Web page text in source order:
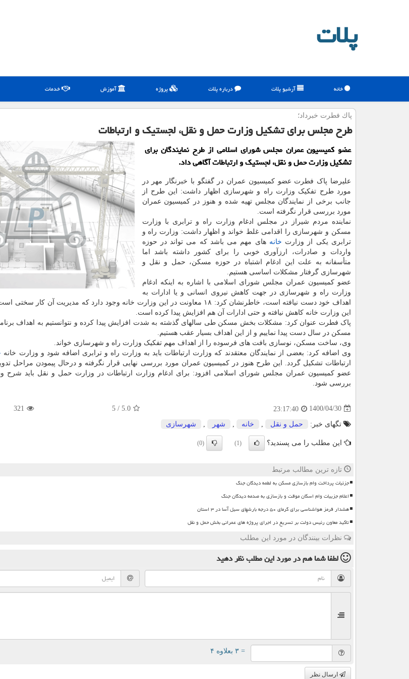
پلات
خانه آرشیو پلات درباره پلات پروژه آموزش خدمات
پاك فطرت خبرداد؛
طرح مجلس برای تشكیل وزارت حمل و نقل، لجستیك و ارتباطات
عضو کمیسیون عمران مجلس شورای اسلامی از طرح نمایندگان برای
تشکیل وزارت حمل و نقل، لجستیک و ارتباطات آگاهی داد.
علیرضا پاک فطرت عضو کمیسیون عمران در گفتگو با خبرنگار مهر در
مورد طرح تفکیک وزارت راه و شهرسازی اظهار داشت: این طرح از
جانب برخی از نمایندگان مجلس تهیه شده و هنوز در کمیسیون عمران
مورد بررسی قرار نگرفته است.
نماینده مردم شیراز در مجلس ادغام وزارت راه و ترابری با وزارت
مسکن و شهرسازی را اقدامی غلط خواند و اظهار داشت: وزارت راه و
ترابری یکی از وزارت خانه های مهم می باشد که می تواند در حوزه
واردات و صادرات، ارزآوری خوبی را برای کشور داشته باشد اما
متأسفانه به علت این ادغام اشتباه در حوزه مسکن، حمل و نقل و
شهرسازی گرفتار مشکلات اساسی هستیم.
عضو کمیسیون عمران مجلس شورای اسلامی با اشاره به اینکه ادغام
وزارت راه و شهرسازی در جهت کاهش نیروی انسانی و یا ادارات به
اهداف خود دست نیافته است، خاطرنشان کرد: ۱۸ معاونت در این وزارت خانه وجود دارد که مدیریت آن
این وزارت خانه کاهش نیافته و حتی ادارات آن هم افزایش پیدا کرده است.
پاک فطرت عنوان کرد: مشکلات بخش مسکن طی سالهای گذشته به شدت افزایش پیدا کرده و نتوانستیم به اهداف
مسکن در سال دست پیدا نماییم و از این اهداف بسیار عقب هستیم.
وی، ساخت مسکن، نوسازی بافت های فرسوده را از اهداف مهم تفکیک وزارت راه و شهرسازی خواند.
وی اضافه کرد: بعضی از نمایندگان معتقدند که وزارت ارتباطات باید به وزارت راه و ترابری اضافه شود و وزارت خانه
ارتباطات تشکیل گردد. این طرح هنوز در کمیسیون عمران مورد بررسی نهایی قرار نگرفته و درحال پیمودن مراحل
عضو کمیسیون عمران مجلس شورای اسلامی افزود: برای ادغام وزارت ارتباطات در وزارت حمل و نقل باید شرح
بررسی شود.
1400/04/30
23:17:40
5.0
/
5
321
تگهای خبر: حمل و نقل خانه شهر شهرسازی
این مطلب را می پسندید؟ (1)
(0)
تازه ترین مطالب مرتبط
جزئیات پرداخت وام بازسازی مسکن به لطمه دیدگان جنگ
اعلام جزییات وام اسکان موقت و بازسازی به صدمه دیدگان جنگ
هشدار قرمز هواشناسی برای گرمای ۵۰ درجه بارشهای سیل آسا در ۳ استان
تاکید معاون رئیس دولت بر تسریع در اجرای پروژه های عمرانی بخش حمل و نقل
نظرات بینندگان در مورد این مطلب
لطفا شما همدر مورد این مطلبنظر دهید
= ۳ بعلاوه ۴
ارسال نظر